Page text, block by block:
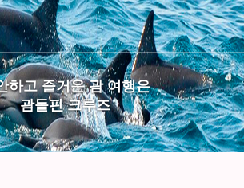
하고 즐거운 괌 여행은
괌돌핀 크루즈